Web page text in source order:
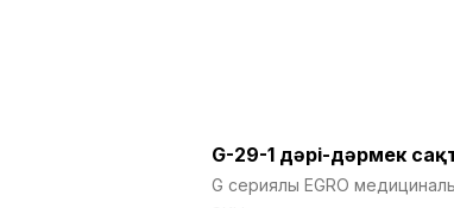
G-29-1 дәрі-дәрмек
G сериялы EGRO